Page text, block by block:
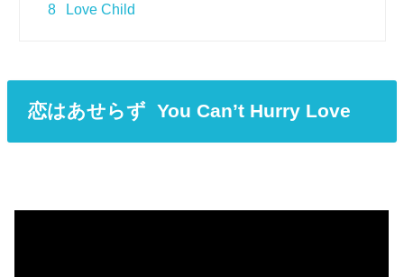
8 Love Child
恋はあせらず You Can’t Hurry Love